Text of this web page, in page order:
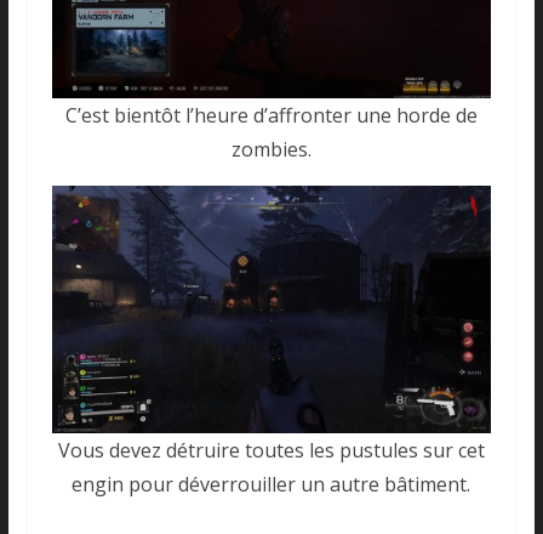
C’est bientôt l’heure d’affronter une horde de
zombies.
Vous devez détruire toutes les pustules sur cet
engin pour déverrouiller un autre bâtiment.